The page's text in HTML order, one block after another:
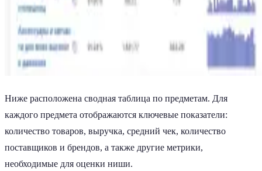
Ниже расположена сводная таблица по предметам. Для
каждого предмета отображаются ключевые показатели:
количество товаров, выручка, средний чек, количество
поставщиков и брендов, а также другие метрики,
необходимые для оценки ниши.